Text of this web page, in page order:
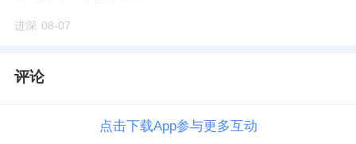
进深 08-07
评论
点击下载App参与更多互动